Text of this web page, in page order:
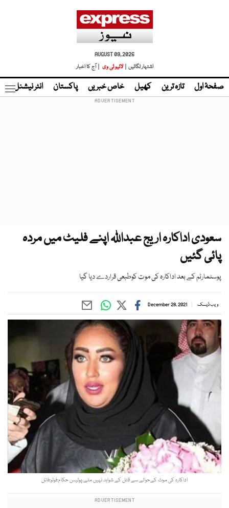
AUGUST 09, 2026
اشتہار لگائیں |
لائیو ٹی وی | آج کا اخبار
صفحۂ اول تازہ ترین کھیل خاص خبریں پاکستان انٹر نیشنل
سعودی اداکارہ اریج عبداللہ اپنے فلیٹ میں مردہ
پائی گئیں
پوسٹمارٹم کے بعد اداکارہ کی موت کوطبعی قراردے دیا گیا
ویب ڈیسک December 28, 2021
اداکارہ کی موت کےحوالے سے قتل کے شواہد نہیں ملے،پولیس حکام:فوٹو:فائل